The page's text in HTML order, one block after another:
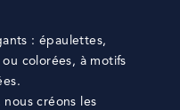
: épaulettes,
colorées, à motifs
nous créons les